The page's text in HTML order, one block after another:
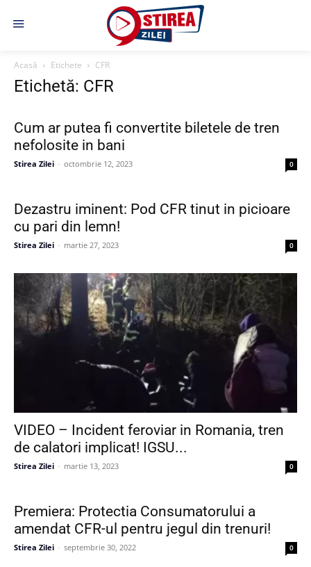
Acasă Etichete CFR
Etichetă: CFR
Cum ar putea fi convertite biletele de tren
nefolosite in bani
Stirea Zilei - octombrie 12, 2023 0
Dezastru iminent: Pod CFR tinut in picioare
cu pari din lemn!
Stirea Zilei - martie 27, 2023 0
VIDEO – Incident feroviar in Romania, tren
de calatori implicat! IGSU...
Stirea Zilei - martie 13, 2023 0
Premiera: Protectia Consumatorului a
amendat CFR-ul pentru jegul din trenuri!
Stirea Zilei - septembrie 30, 2022 0